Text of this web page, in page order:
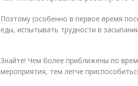
Поэтому (особенно в первое время
еды, испытывать трудности в
Знайте! Чем более приближены по
мероприятия, тем легче